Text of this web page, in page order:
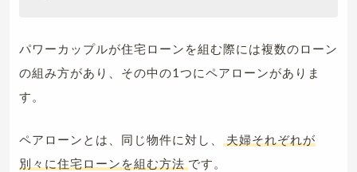
パワーカップルが住宅ローンを組む際には複数のローン
の組み方があり、その中の1つにペアローンがありま
す。
ペアローンとは、同じ物件に対し、
夫婦それぞれが
別々に住宅ローンを組む方法 です。